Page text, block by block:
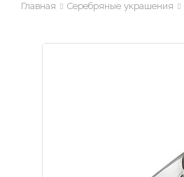
Главная Серебряные украшения